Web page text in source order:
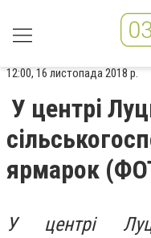
12:00, 16 листопада 2018 р.
У центрі
ярмарок
У центрі